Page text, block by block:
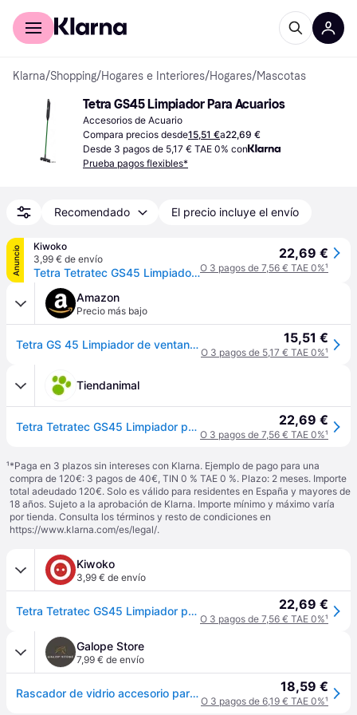
Comprar con Klarna
Klarna/Shopping/Hogares e Interiores/Hogares/Mascotas
Tetra GS45 Limpiador Para Acuarios
Accesorios de Acuario
Compara precios desde15,51 €a22,69 €
Desde 3 pagos de 5,17 € TAE 0% con
Prueba pagos flexibles*
Recomendado El precio incluye el envío
Anuncio
Kiwoko
3,99 € de envío
Tetra Tetratec GS45 Limpiador para acuarios
22,69 €
O 3 pagos de 7,56 € TAE 0%¹
Amazon
Precio más bajo
Tetra GS 45 Limpiador de ventanas del acuario 15,51 €
O 3 pagos de 5,17 € TAE 0%¹
Tiendanimal
Tetra Tetratec GS45 Limpiador para acuarios 22,69 €
O 3 pagos de 7,56 € TAE 0%¹
¹*Paga en 3 plazos sin intereses con Klarna. Ejemplo de pago para una
compra de 120€: 3 pagos de 40€, TIN 0 % TAE 0 %. Plazo: 2 meses. Importe
total adeudado 120€. Solo es válido para residentes en España y mayores de
18 años. Sujeto a la aprobación de Klarna. Importe mínimo y máximo varía
por tienda. Consulta los términos y resto de condiciones en
https://www.klarna.com/es/legal/.
Kiwoko
3,99 € de envío
Tetra Tetratec GS45 Limpiador para acuarios 22,69 €
O 3 pagos de 7,56 € TAE 0%¹
Galope Store
7,99 € de envío
Rascador de vidrio accesorio para acuarios Tetra - Vert 18,59 €
O 3 pagos de 6,19 € TAE 0%¹